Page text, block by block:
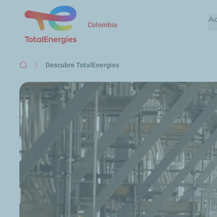
Colombia
Ruta
navegación
Descubre TotalEnergies